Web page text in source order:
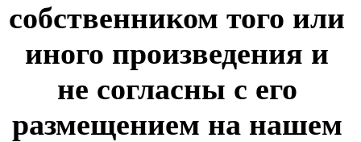
собственником того или
иного произведения и
не согласны с его
размещением на нашем